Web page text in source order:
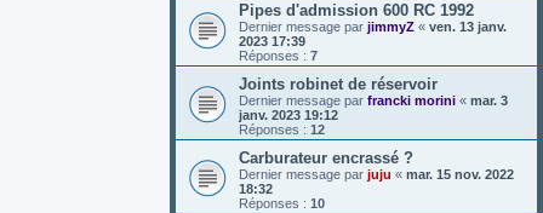
Pipes d'admission 600 RC 1992
Dernier message par jimmyZ « ven. 13 janv.
2023 17:39
Réponses : 7
Joints robinet de réservoir
Dernier message par francki morini « mar. 3
janv. 2023 19:12
Réponses : 12
Carburateur encrassé ?
Dernier message par juju « mar. 15 nov. 2022
18:32
Réponses : 10